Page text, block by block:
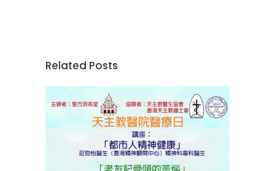
Related Posts